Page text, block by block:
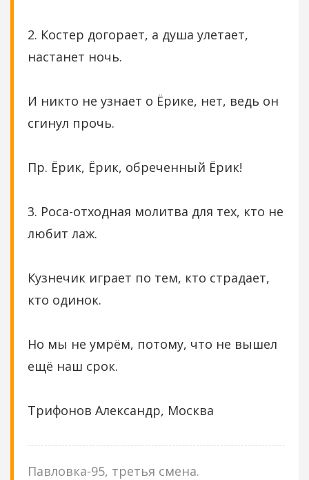
2. Костер догорает, а душа улетает,
настанет ночь.
И никто не узнает о Ёрике, нет, ведь он
сгинул прочь.
Пр. Ёрик, Ёрик, обреченный Ёрик!
3. Роса-отходная молитва для тех, кто не
любит лаж.
Кузнечик играет по тем, кто страдает,
кто одинок.
Но мы не умрём, потому, что не вышел
ещё наш срок.
Трифонов Александр, Москва
Павловка-95, третья смена.